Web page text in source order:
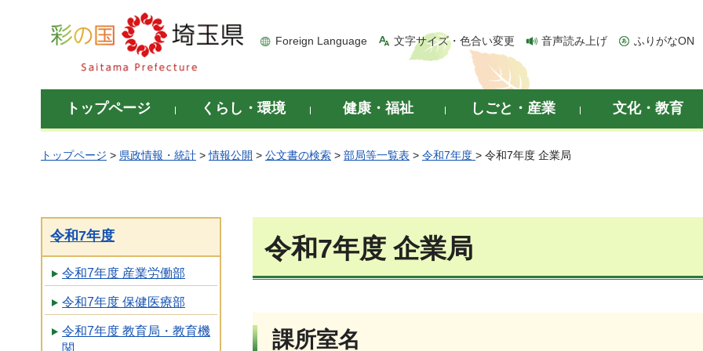
彩の国 埼玉県
Foreign Language 文字サイズ・色合い変更 音声読み上げ ふりがなON
トップページ くらし・環境 健康・福祉 しごと・産業 文化・教育
トップページ > 県政情報・統計 >情報公開 > 公文書の検索 > 部局等一覧表 > 令和7年度 > 令和7年度 企業局
令和7年度
令和7年度 産業労働部
令和7年度 保健医療部
令和7年度 教育局・教育機
関
令和7年度 企業局
課所室名